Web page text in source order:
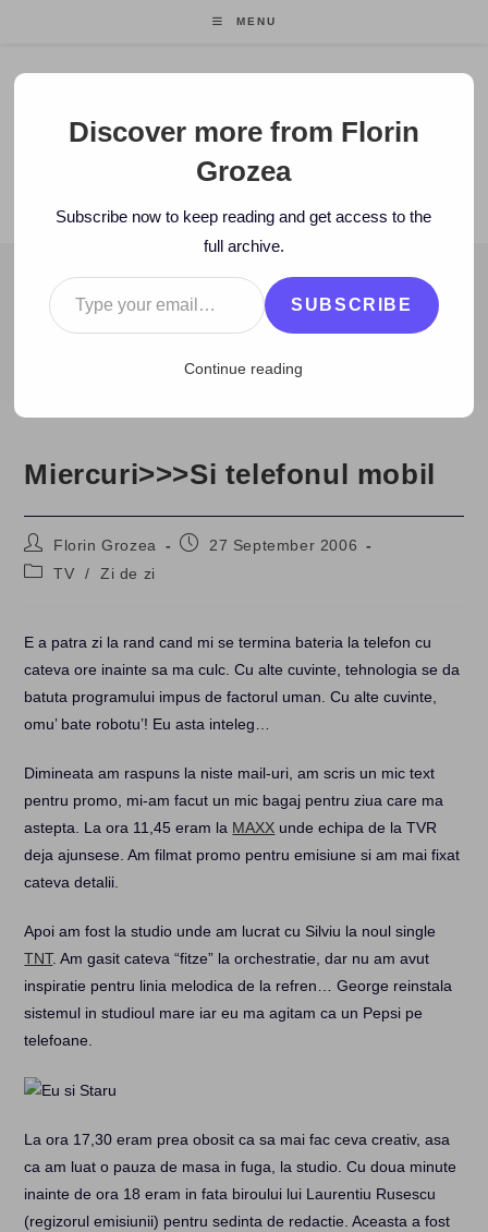
MENU
Florin Grozea
ENTREPRENEUR. FOUNDER/CEO MOCAPP.
BLOG
2006 > September > 27 > Zi de zi > Miercuri>>>Si telefonul
Miercuri>>>Si telefonul mobil
Post
author:
Florin Grozea
Post27 September 2006
PostTV / Zi de zi
E a patra zi la rand cand mi se termina bateria la telefon cu
cateva ore inainte sa ma culc. Cu alte cuvinte, tehnologia se da
batuta programului impus de factorul uman. Cu alte cuvinte,
omu’ bate robotu’! Eu asta inteleg…
Dimineata am raspuns la niste mail-uri, am scris un mic text
pentru promo, mi-am facut un mic bagaj pentru ziua care ma
astepta. La ora 11,45 eram la MAXX unde echipa de la TVR
deja ajunsese. Am filmat promo pentru emisiune si am mai fixat
cateva detalii.
Apoi am fost la studio unde am lucrat cu Silviu la noul single
TNT. Am gasit cateva “fitze” la orchestratie, dar nu am avut
inspiratie pentru linia melodica de la refren… George reinstala
sistemul in studioul mare iar eu ma agitam ca un Pepsi pe
telefoane.
La ora 17,30 eram prea obosit ca sa mai fac ceva creativ, asa
ca am luat o pauza de masa in fuga, la studio. Cu doua minute
inainte de ora 18 eram in fata biroului lui Laurentiu Rusescu
(regizorul emisiunii) pentru sedinta de redactie. Aceasta a fost
Discover more from Florin
Grozea
Subscribe now to keep reading and get access to the
full archive.
Type your email…
SUBSCRIBE
Continue reading